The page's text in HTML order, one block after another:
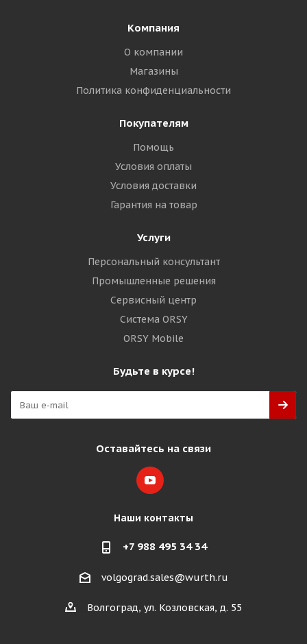
Компания
О компании
Магазины
Политика конфиденциальности
Покупателям
Помощь
Условия оплаты
Условия доставки
Гарантия на товар
Услуги
Персональный консультант
Промышленные решения
Сервисный центр
Система ORSY
ORSY Mobile
Будьте в курсе!
Оставайтесь на связи
Наши контакты
+7 988 495 34 34
volgograd.sales@wurth.ru
Волгоград, ул. Козловская, д. 55